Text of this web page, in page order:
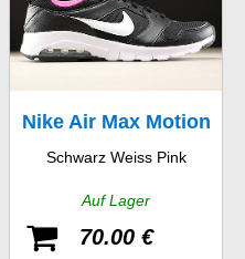
Nike Air Max Motion
GS
Schwarz Weiss Pink
Auf Lager
70.00 €